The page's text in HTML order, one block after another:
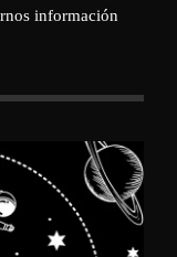
información